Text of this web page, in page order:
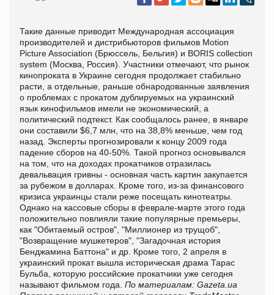
Такие данные приводит Международная ассоциация
производителей и дистрибьюторов фильмов Motion
Picture Association (Брюссель, Бельгия) и BORIS collection
system (Москва, Россия). Участники отмечают, что рынок
кинопроката в Украине сегодня продолжает стабильно
расти, а отдельные, раньше обнародованные заявления
о проблемах с прокатом дублируемых на украинский
язык кинофильмов имели не экономический, а
политический подтекст. Как сообщалось ранее, в январе
они составили $6,7 млн, что на 38,8% меньше, чем год
назад. Эксперты прогнозировали к концу 2009 года
падение сборов на 40-50%. Такой прогноз основывался
на том, что на доходах прокатчиков отразилась
девальвация гривны - основная часть картин закупается
за рубежом в долларах. Кроме того, из-за финансового
кризиса украинцы стали реже посещать кинотеатры.
Однако на кассовые сборы в феврале-марте этого года
положительно повлияли такие популярные премьеры,
как "Обитаемый остров", "Миллионер из трущоб",
"Возвращение мушкетеров", "Загадочная история
Бенджамина Баттона" и др. Кроме того, 2 апреля в
украинский прокат вышла историческая драма Тарас
Бульба, которую российские прокатчики уже сегодня
называют фильмом года. По материалам: Gazeta.ua